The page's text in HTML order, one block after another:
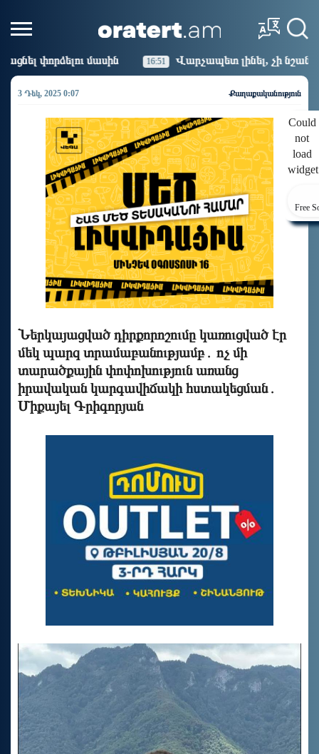
16:51 Վարչապետ լինել, չի նշանակում ինչ ուզել անել
3 Դեկ, 2025 0:07 Քաղաքականություն
Could
not
load
Free
Ներկայացված դիրքորոշումը կառուցված էր
մեկ պարզ տրամաբանությամբ․ ոչ մի
տարածքային փոփոխություն առանց
իրավական կարգավիճակի հստակեցման․
Միքայել Գրիգորյան